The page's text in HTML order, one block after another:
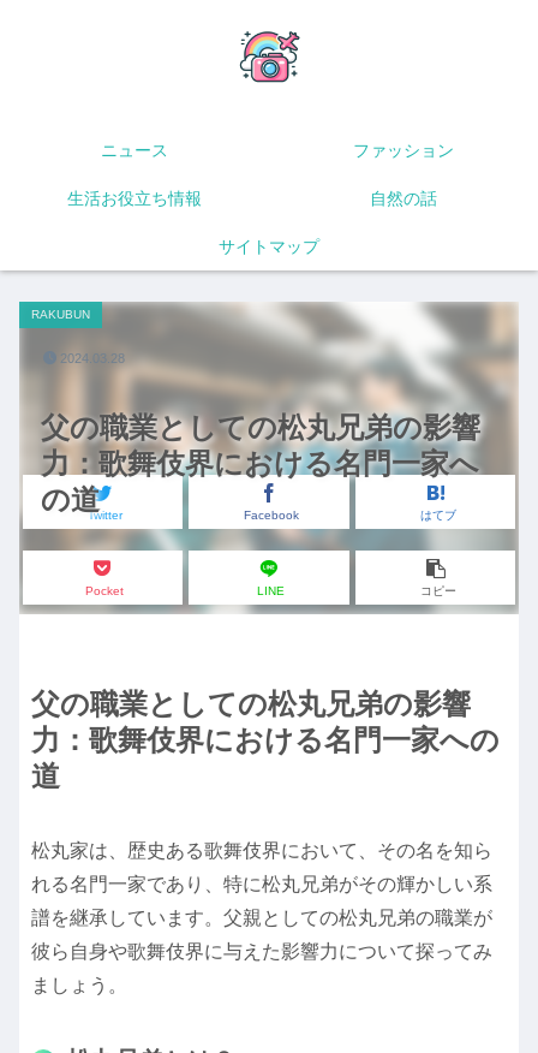
ニュース ファッション
生活お役立ち情報 自然の話
サイトマップ
父の職業としての松丸兄弟の影響
力：歌舞伎界における名門一家へ
の道
RAKUBUN
Twitter Facebook はてブ
Pocket LINE コピー
2024.03.28
父の職業としての松丸兄弟の影響
力：歌舞伎界における名門一家への
道
松丸家は、歴史ある歌舞伎界において、その名を知ら
れる名門一家であり、特に松丸兄弟がその輝かしい系
譜を継承しています。父親としての松丸兄弟の職業が
彼ら自身や歌舞伎界に与えた影響力について探ってみ
ましょう。